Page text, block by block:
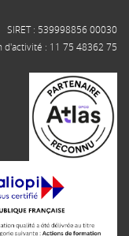
SIRET : 539998856 00030
: 11 75 48362 75